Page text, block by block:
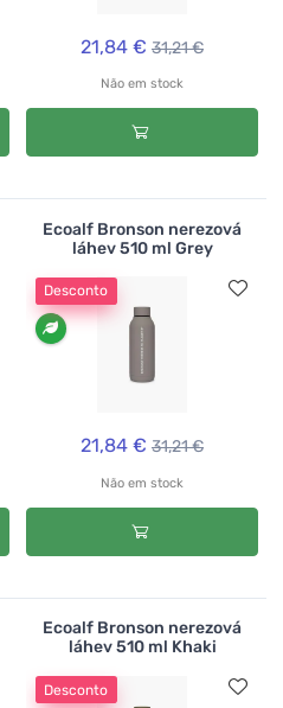
21,84 € 31,21 €
Não em stock
Ecoalf Bronson nerezová
láhev 510 ml Grey
Desconto
21,84 € 31,21 €
Não em stock
Ecoalf Bronson nerezová
láhev 510 ml Khaki
Desconto